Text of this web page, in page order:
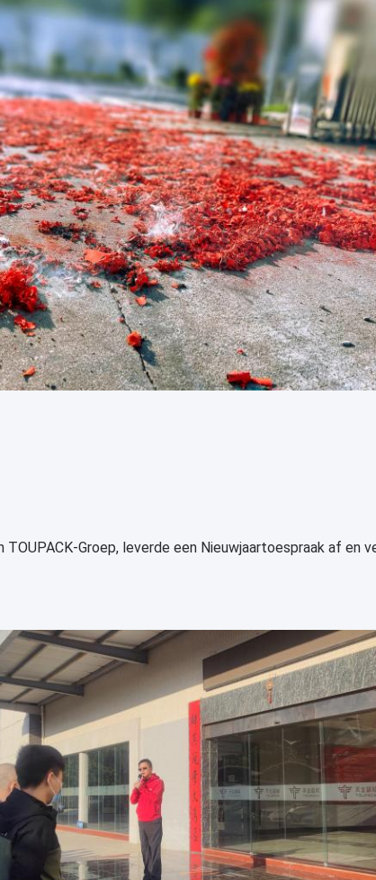
TOUPACK-Groep, leverde een Nieuwjaartoespraak af en